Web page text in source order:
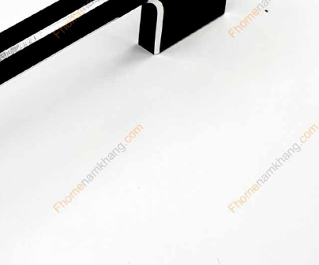
Tết Nguyên Đán
2025 đang đến –
Tết Nguyên Đán 2025
đang tới gần, không khí
lễ hội đã tràn ngập khắp
ngôi nhà đều có thể tạo
nên sự khác biệt [...]